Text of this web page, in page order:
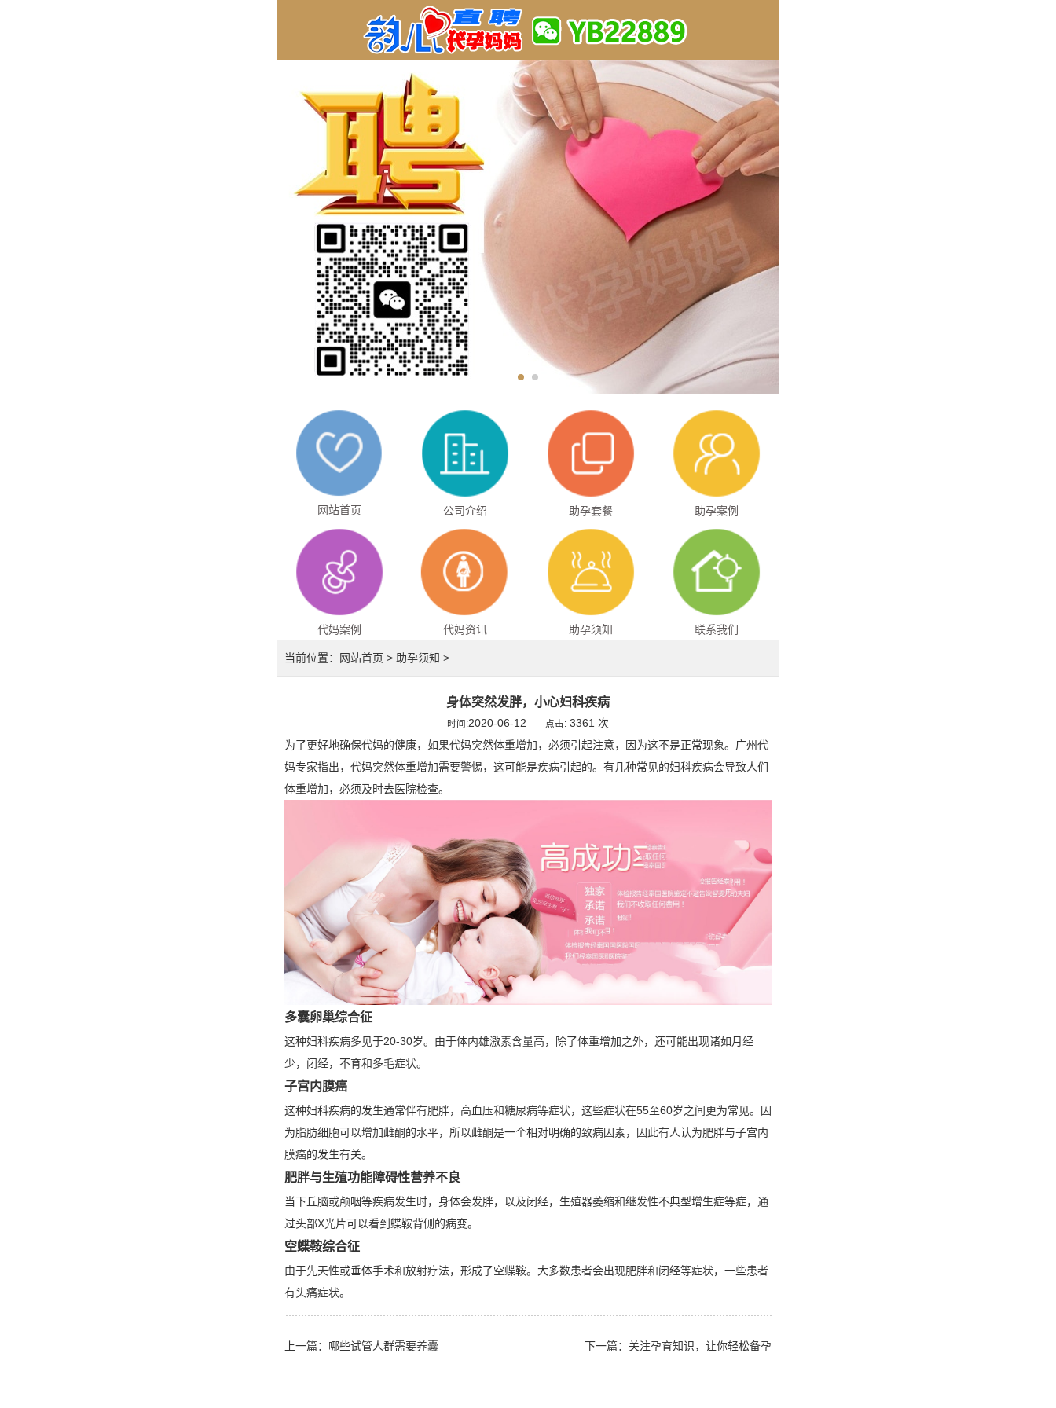
网站首页 公司介绍 助孕套餐 助孕案例
代妈案例 代妈资讯 助孕须知 联系我们
当前位置： 网站首页 > 助孕须知 >
身体突然发胖，小心妇科疾病
时间:2020-06-12 点击: 3361 次
为了更好地确保代妈的健康，如果代妈突然体重增加，必须引起注意，因为这不是正常现象。广州代
妈专家指出，代妈突然体重增加需要警惕，这可能是疾病引起的。有几种常见的妇科疾病会导致人们
体重增加，必须及时去医院检查。
多囊卵巢综合征
这种妇科疾病多见于20-30岁。由于体内雄激素含量高，除了体重增加之外，还可能出现诸如月经
少，闭经，不育和多毛症状。
子宫内膜癌
这种妇科疾病的发生通常伴有肥胖，高血压和糖尿病等症状，这些症状在55至60岁之间更为常见。因
为脂肪细胞可以增加雌酮的水平，所以雌酮是一个相对明确的致病因素，因此有人认为肥胖与子宫内
膜癌的发生有关。
肥胖与生殖功能障碍性营养不良
当下丘脑或颅咽等疾病发生时，身体会发胖，以及闭经，生殖器萎缩和继发性不典型增生症等症，通
过头部X光片可以看到蝶鞍背侧的病变。
空蝶鞍综合征
由于先天性或垂体手术和放射疗法，形成了空蝶鞍。大多数患者会出现肥胖和闭经等症状，一些患者
有头痛症状。
上一篇： 哪些试管人群需要养囊 下一篇： 关注孕育知识，让你轻松备孕